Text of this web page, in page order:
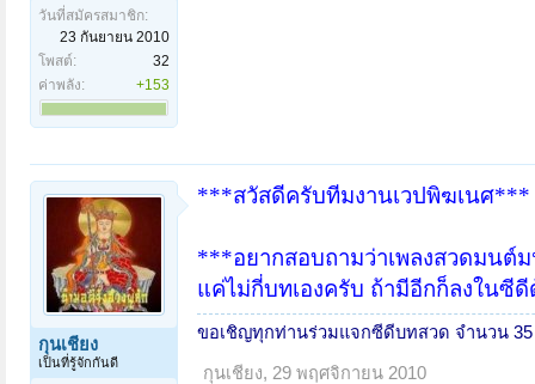
วันที่สมัครสมาชิก:
23 กันยายน 2010
โพสต์:
32
ค่าพลัง:
+153
กุนเชียง
เป็นที่รู้จักกันดี
***สวัสดีครับทีมงานเวปพิฆเนศ***
***อยากสอบถามว่าเพลงสวดมนต์
แค่ไม่กี่บทเองครับ ถ้ามีอีกก็ลงในซี
ขอเชิญทุกท่านร่วมแจกซีดีบทสวด จำนวน
กุนเชียง, 29 พฤศจิกายน 2010